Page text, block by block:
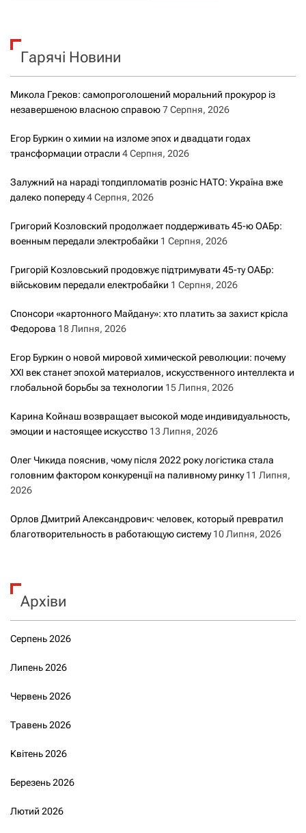
к
Гарячі Новини
Микола Греков: самопроголошений моральний прокурор із
незавершеною власною справою7 Серпня, 2026
Егор Буркин о химии на изломе эпох и двадцати годах
трансформации отрасли 4 Серпня, 2026
Залужний на нараді топдипломатів розніс НАТО: Україна вже
далеко попереду4 Серпня, 2026
Григорий Козловский продолжает поддерживать 45-ю ОАБр:
военным передали электробайки 1 Серпня, 2026
Григорій Козловський продовжує підтримувати 45-ту ОАБр:
військовим передали електробайки 1 Серпня, 2026
Спонсори «картонного Майдану»: хто платить за захист крісла
Федорова 18 Липня, 2026
Егор Буркин о новой мировой химической революции: почему
XXI век станет эпохой материалов, искусственного интеллекта и
глобальной борьбы за технологии 15 Липня, 2026
Карина Койнаш возвращает высокой моде индивидуальность,
эмоции и настоящее искусство 13 Липня, 2026
Олег Чикида пояснив, чому після 2022 року логістика стала
головним фактором конкуренції на паливному ринку 11 Липня,
2026
Орлов Дмитрий Александрович: человек, который превратил
благотворительность в работающую систему 10 Липня, 2026
Архіви
Серпень 2026
Липень 2026
Червень 2026
Травень 2026
Квітень 2026
Березень 2026
Лютий 2026